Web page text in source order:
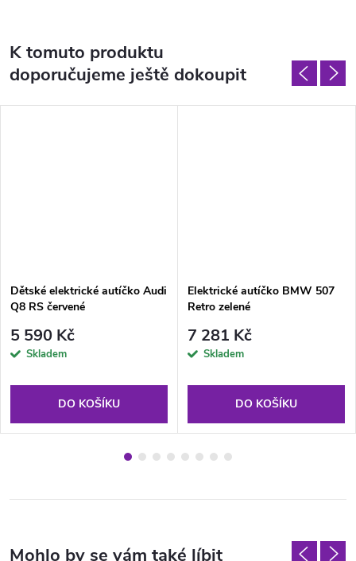
K tomuto produktu
doporučujeme ještě dokoupit
Dětské elektrické autíčko Audi
Q8 RS červené
5 590 Kč
Skladem
DO KOŠÍKU
Elektrické autíčko BMW 507
Retro zelené
7 281 Kč
Skladem
DO KOŠÍKU